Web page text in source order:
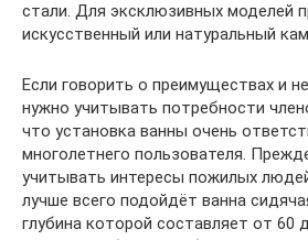
стали. Для эксклюзивных моделей
искусственный или натуральный
Если говорить о преимуществах и
нужно учитывать потребности
что установка ванны очень
многолетнего пользователя.
учитывать интересы пожилых
лучше всего подойдёт ванна
глубина которой составляет от 60